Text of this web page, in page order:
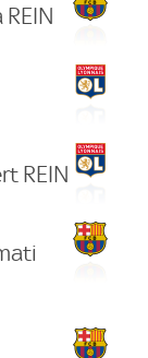
REIN